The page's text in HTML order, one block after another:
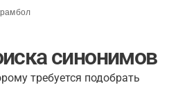
синонимов
требуется подобрать